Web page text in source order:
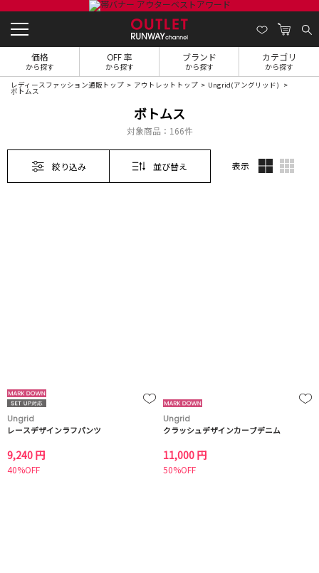
価格
から探す
OFF 率
から探す
ブランド
から探す
カテゴリ
から探す
レディースファッション通販トップ アウトレットトップ Ungrid(アングリッド)
ボトムス
ボトムス
対象商品： 166件
絞り込み 並び替え 表示
Ungrid
レースデザインラフパンツ
9,240 円
40%OFF
Ungrid
クラッシュデザインカーブデニム
11,000 円
50%OFF